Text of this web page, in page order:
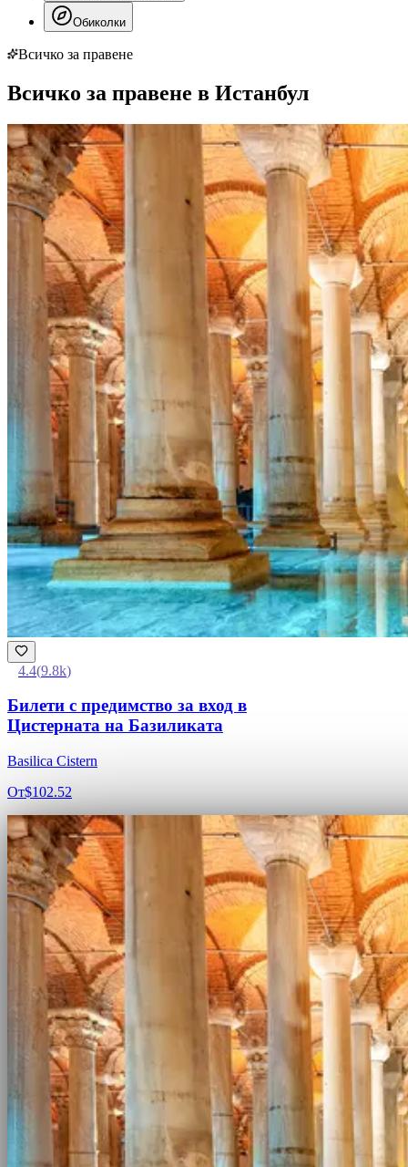
Обиколки
Всичко за правене
Всичко за правене в Истанбул
4.4(9.8k)
Билети с предимство за вход в
Цистерната на Базиликата
Basilica Cistern
От$102.52